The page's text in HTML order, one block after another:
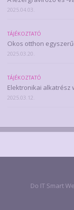
2025.04.03.
TÁJÉKOZTATÓ
Okos otthon
2025.03.20.
TÁJÉKOZTATÓ
Elektronikai alkatrész
2025.03.12.
Do IT Smart